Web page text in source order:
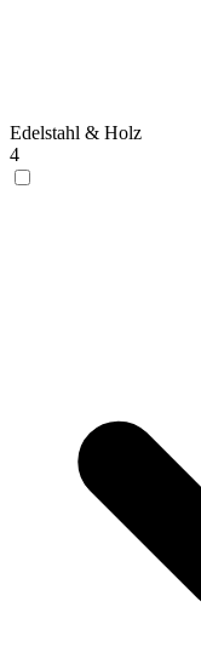
Edelstahl & Holz
4